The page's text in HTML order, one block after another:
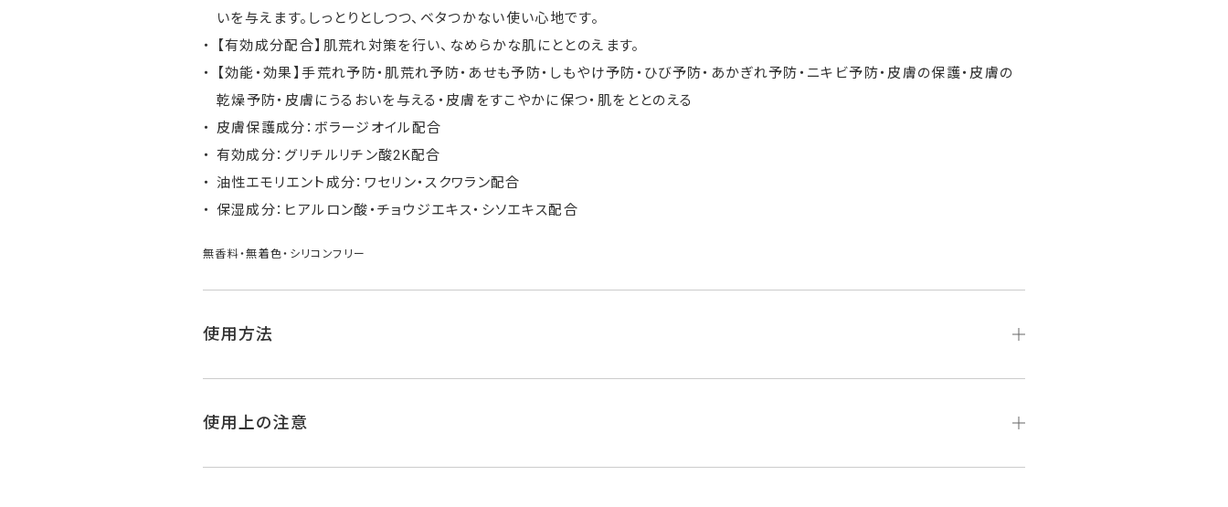
いを与えます。しっとりとしつつ、ベタつかない使い心地です。
【有効成分配合】肌荒れ対策を行い、なめらかな肌にととのえます。
【効能・効果】手荒れ予防・肌荒れ予防・あせも予防・しもやけ予防・ひび予防・あかぎれ予防・ニキビ予防・皮膚の保護・皮膚の
乾燥予防・皮膚にうるおいを与える・皮膚をすこやかに保つ・肌をととのえる
皮膚保護成分：ボラージオイル配合
有効成分：グリチルリチン酸2K配合
油性エモリエント成分：ワセリン・スクワラン配合
保湿成分：ヒアルロン酸・チョウジエキス・シソエキス配合
無香料・無着色・シリコンフリー
使用方法
使用上の注意